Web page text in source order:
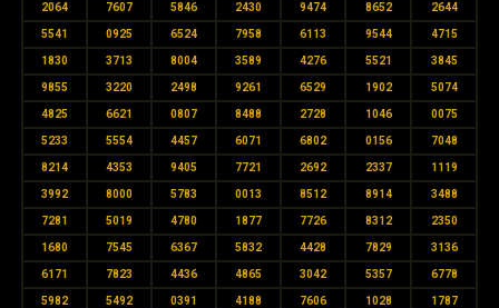
2064 7607 5846 2430 9474 8652 2644
5541 0925 6524 7958 6113 9544 4715
1830 3713 8004 3589 4276 5521 3845
9855 3220 2498 9261 6529 1902 5074
4825 6621 0807 8488 2728 1046 0075
5233 5554 4457 6071 6802 0156 7048
8214 4353 9405 7721 2692 2337 1119
3992 8000 5783 0013 8512 8914 3488
7281 5019 4780 1877 7726 8312 2350
1680 7545 6367 5832 4428 7829 3136
6171 7823 4436 4865 3042 5357 6778
5982 5492 0391 4188 7606 1028 1787